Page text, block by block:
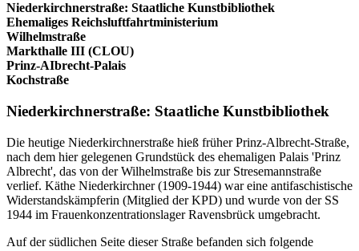
Niederkirchnerstraße: Staatliche Kunstbibliothek
Ehemaliges Reichsluftfahrtministerium
Wilhelmstraße
Markthalle III (CLOU)
Prinz-AIbrecht-Palais
Kochstraße
Niederkirchnerstraße: Staatliche Kunstbibliothek
Die heutige Niederkirchnerstraße hieß früher Prinz-Albrecht-Straße,
nach dem hier gelegenen Grundstück des ehemaligen Palais 'Prinz
Albrecht', das von der Wilhelmstraße bis zur Stresemannstraße
verlief. Käthe Niederkirchner (1909-1944) war eine antifaschistische
Widerstandskämpferin (Mitglied der KPD) und wurde von der SS
1944 im Frauenkonzentrationslager Ravensbrück umgebracht.
Auf der südlichen Seite dieser Straße befanden sich folgende